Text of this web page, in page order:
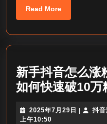
_
音
电
脑
发
Read MoreRead
More
新手抖音怎么涨
如何快速破10万
2025年7月29日 2025 抖
上午10:50